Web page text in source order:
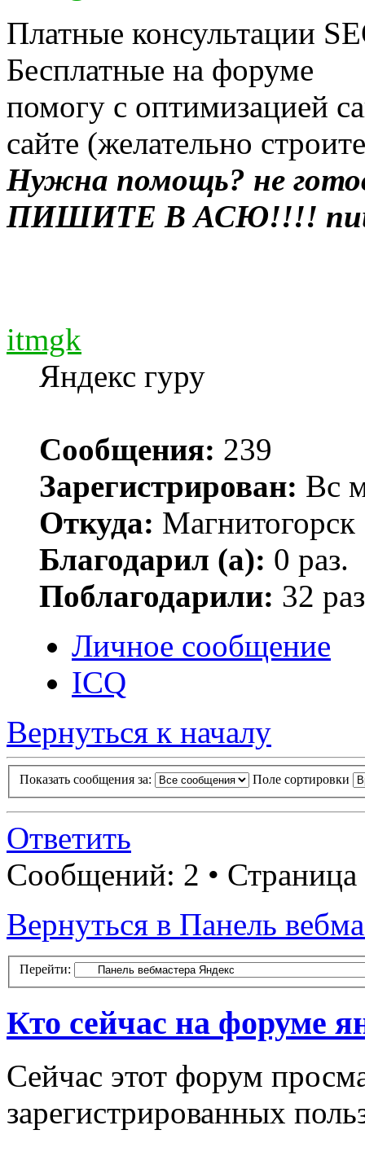
Платные консультации
Бесплатные на форуме
помогу с оптимизацией
сайте (желательно
Нужна помощь? не
ПИШИТЕ В АСЮ!!!!
itmgk
Яндекс гуру
Сообщения: 239
Зарегистрирован: Вс
Откуда: Магнитогорск
Благодарил (а): 0 раз.
Поблагодарили: 32
Личное сообщение
ICQ
Вернуться к началу
Показать сообщения за: Поле сортировки
Ответить
Сообщений: 2 • Страница
Вернуться в Панель
Перейти:
Кто сейчас на форуме
Сейчас этот форум
зарегистрированных